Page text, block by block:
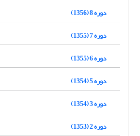
دوره 8 (1356)
دوره 7 (1355)
دوره 6 (1355)
دوره 5 (1354)
دوره 3 (1354)
دوره 2 (1353)